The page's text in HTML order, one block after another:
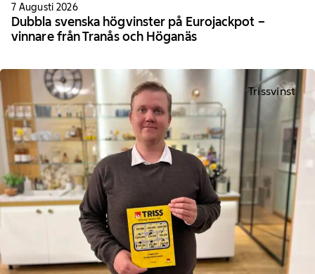
7 Augusti 2026
Dubbla svenska högvinster på Eurojackpot –
vinnare från Tranås och Höganäs
Trissvinst